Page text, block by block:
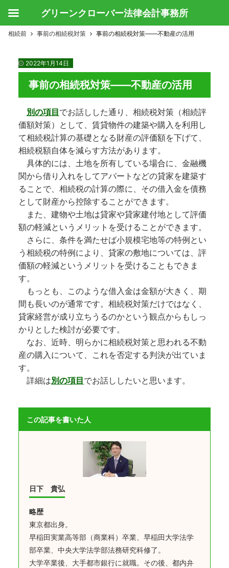
相続前 事前の相続税対策 事前の相続税対策――不動産の活用
2022年1月14日
事前の相続税対策――不動産の活用
別の項目でお話しした通り、相続税対策（相続評
価額対策）として、賃貸物件の建築や購入を利用し
て相続税計算の基礎となる財産の評価額を下げて、
相続税額自体を減らす方法があります。
具体的には、土地を所有している場合に、金融機
関から借り入れをしてアパートなどの貸家を建築す
ることで、相続税の計算の際に、その借入金を債務
として財産から控除することができます。
また、建物や土地は貸家や貸家建付地として評価
額の軽減というメリットを受けることができます。
さらに、条件を満たせば小規模宅地等の特例とい
う相続税の特例により、貸家の敷地については、評
価額の軽減というメリットを受けることもできま
す。
もっとも、このような借入金は金額が大きく、期
間も長いのが通常です。相続税対策だけではなく、
貸家経営が成り立ちうるのかという観点からもしっ
かりとした検討が必要です。
なお、近時、明らかに相続税対策と思われる不動
産の購入について、これを否定する判決が出ていま
す。
詳細は別の項目でお話ししたいと思います。
この記事を書いた人
日下 貴弘
略歴
東京都出身。
早稲田実業高等部（商業科）卒業、早稲田大学法学
部卒業、中央大学法学部法務研究科修了。
大学卒業後、大手都市銀行に就職。その後、都内弁
グリーンクローバー法律会計事務所